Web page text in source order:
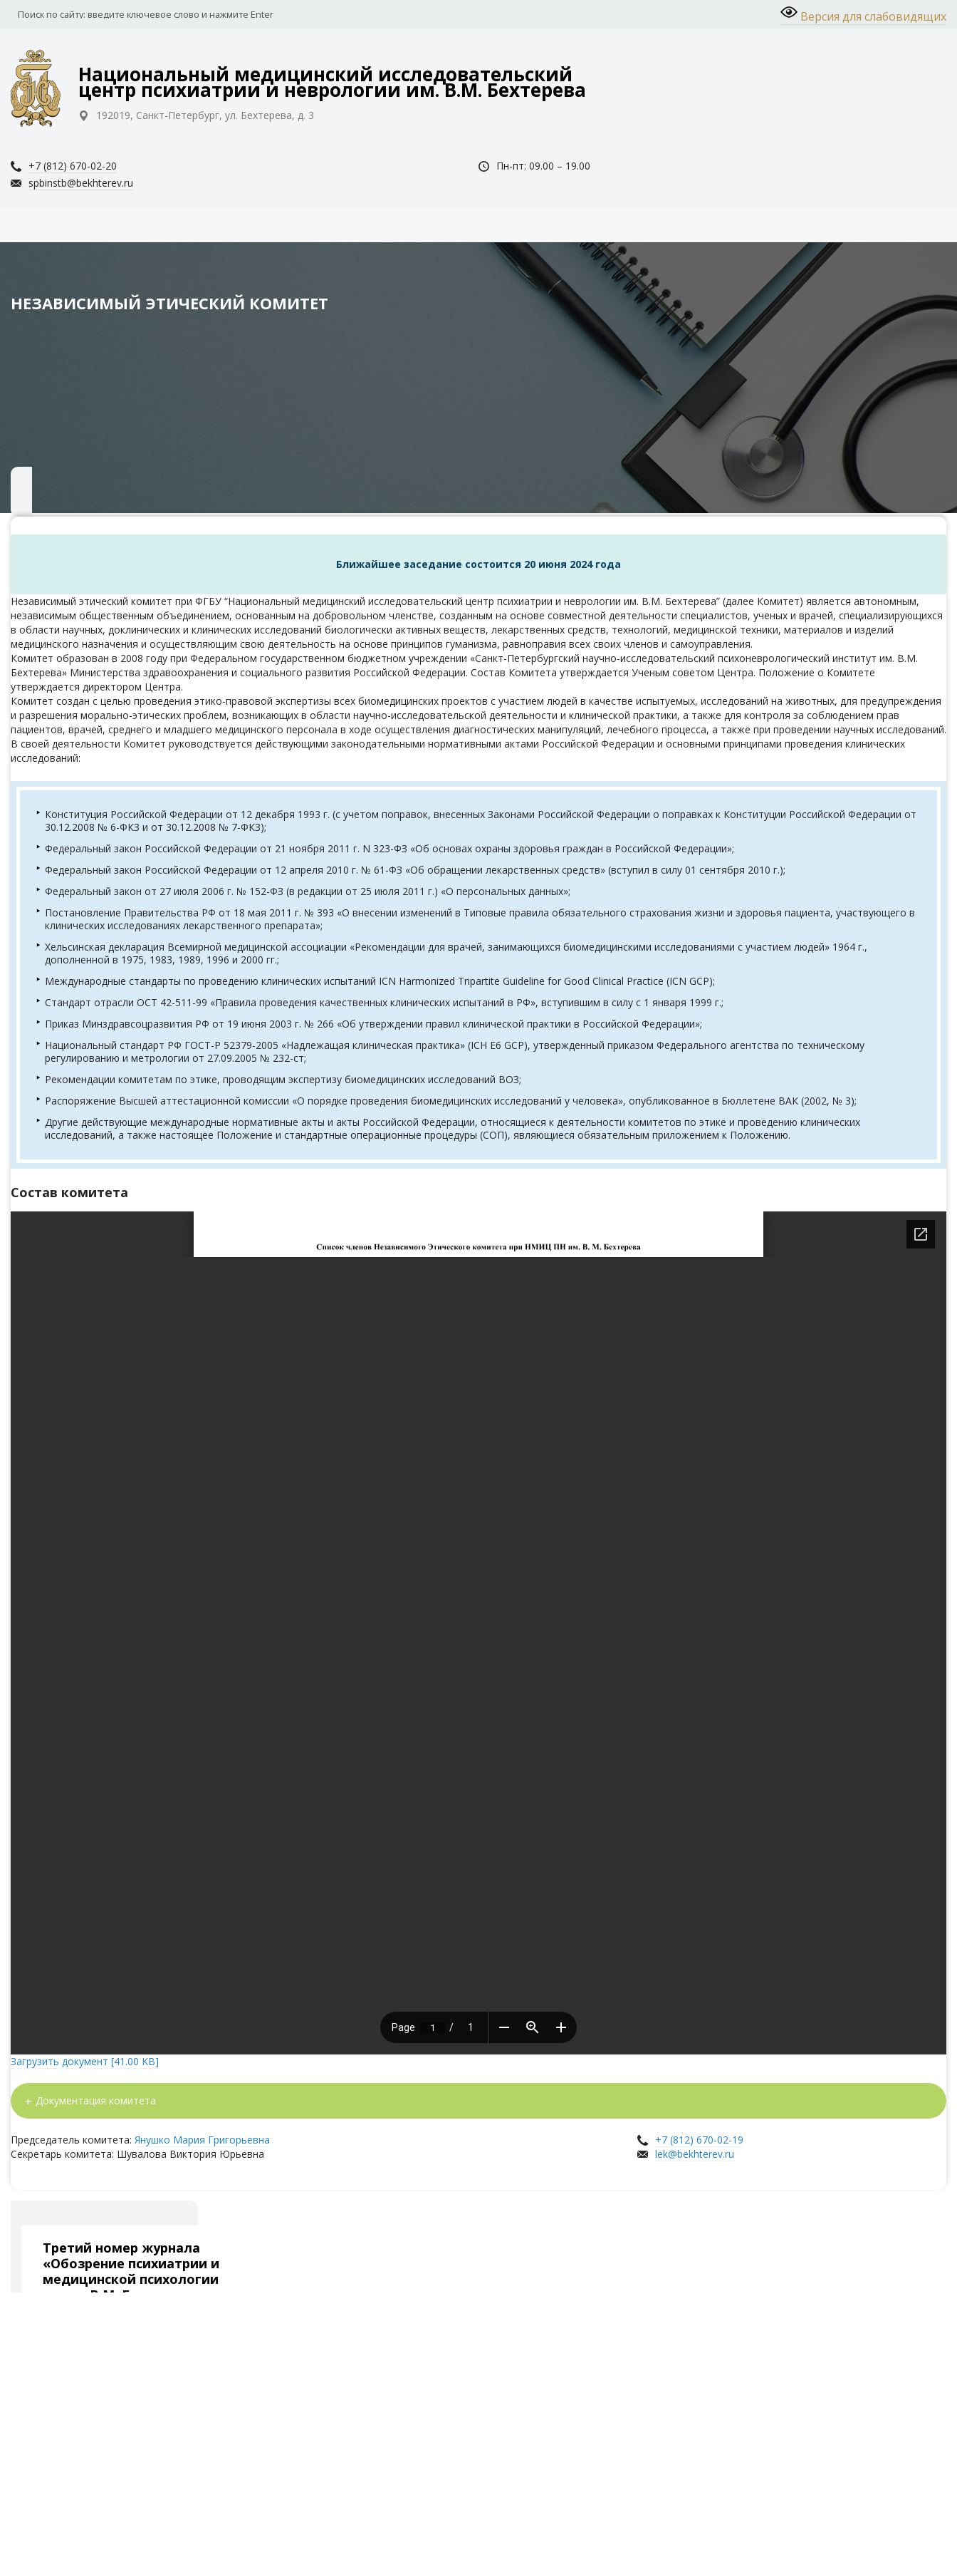
Версия для слабовидящих
Национальный медицинский исследовательский
центр психиатрии и неврологии им. В.М. Бехтерева
192019, Санкт-Петербург, ул. Бехтерева, д. 3
+7 (812) 670-02-20
Пн-пт: 09.00 – 19.00
spbinstb@bekhterev.ru
НЕЗАВИСИМЫЙ ЭТИЧЕСКИЙ КОМИТЕТ
Ближайшее заседание состоится 20 июня 2024 года
Независимый этический комитет при ФГБУ “Национальный медицинский исследовательский центр психиатрии и неврологии им. В.М. Бехтерева” (далее Комитет) является автономным,
независимым общественным объединением, основанным на добровольном членстве, созданным на основе совместной деятельности специалистов, ученых и врачей, специализирующихся
в области научных, доклинических и клинических исследований биологически активных веществ, лекарственных средств, технологий, медицинской техники, материалов и изделий
медицинского назначения и осуществляющим свою деятельность на основе принципов гуманизма, равноправия всех своих членов и самоуправления.
Комитет образован в 2008 году при Федеральном государственном бюджетном учреждении «Санкт-Петербургский научно-исследовательский психоневрологический институт им. В.М.
Бехтерева» Министерства здравоохранения и социального развития Российской Федерации. Состав Комитета утверждается Ученым советом Центра. Положение о Комитете
утверждается директором Центра.
Комитет создан с целью проведения этико-правовой экспертизы всех биомедицинских проектов с участием людей в качестве испытуемых, исследований на животных, для предупреждения
и разрешения морально-этических проблем, возникающих в области научно-исследовательской деятельности и клинической практики, а также для контроля за соблюдением прав
пациентов, врачей, среднего и младшего медицинского персонала в ходе осуществления диагностических манипуляций, лечебного процесса, а также при проведении научных исследований.
В своей деятельности Комитет руководствуется действующими законодательными нормативными актами Российской Федерации и основными принципами проведения клинических
исследований:
Конституция Российской Федерации от 12 декабря 1993 г. (с учетом поправок, внесенных Законами Российской Федерации о поправках к Конституции Российской Федерации от
30.12.2008 № 6-ФКЗ и от 30.12.2008 № 7-ФКЗ);
Федеральный закон Российской Федерации от 21 ноября 2011 г. N 323-ФЗ «Об основах охраны здоровья граждан в Российской Федерации»;
Федеральный закон Российской Федерации от 12 апреля 2010 г. № 61-ФЗ «Об обращении лекарственных средств» (вступил в силу 01 сентября 2010 г.);
Федеральный закон от 27 июля 2006 г. № 152-ФЗ (в редакции от 25 июля 2011 г.) «О персональных данных»;
Постановление Правительства РФ от 18 мая 2011 г. № 393 «О внесении изменений в Типовые правила обязательного страхования жизни и здоровья пациента, участвующего в
клинических исследованиях лекарственного препарата»;
Хельсинская декларация Всемирной медицинской ассоциации «Рекомендации для врачей, занимающихся биомедицинскими исследованиями с участием людей» 1964 г.,
дополненной в 1975, 1983, 1989, 1996 и 2000 гг.;
Международные стандарты по проведению клинических испытаний ICN Harmonized Tripartite Guideline for Good Clinical Practice (ICN GCP);
Стандарт отрасли ОСТ 42-511-99 «Правила проведения качественных клинических испытаний в РФ», вступившим в силу с 1 января 1999 г.;
Приказ Минздравсоцразвития РФ от 19 июня 2003 г. № 266 «Об утверждении правил клинической практики в Российской Федерации»;
Национальный стандарт РФ ГОСТ-Р 52379-2005 «Надлежащая клиническая практика» (ICH E6 GCP), утвержденный приказом Федерального агентства по техническому
регулированию и метрологии от 27.09.2005 № 232-ст;
Рекомендации комитетам по этике, проводящим экспертизу биомедицинских исследований ВОЗ;
Распоряжение Высшей аттестационной комиссии «О порядке проведения биомедицинских исследований у человека», опубликованное в Бюллетене ВАК (2002, № 3);
Другие действующие международные нормативные акты и акты Российской Федерации, относящиеся к деятельности комитетов по этике и проведению клинических
исследований, а также настоящее Положение и стандартные операционные процедуры (СОП), являющиеся обязательным приложением к Положению.
Состав комитета
Загрузить документ [41.00 KB]
Документация комитета
Председатель комитета: Янушко Мария Григорьевна
Секретарь комитета: Шувалова Виктория Юрьевна
+7 (812) 670-02-19
lek@bekhterev.ru
Третий номер журнала
«Обозрение психиатрии и
медицинской психологии
имени В.М. Бехтерева» в